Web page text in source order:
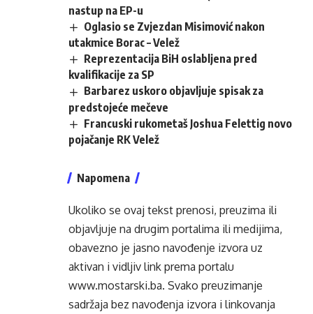
nastup na EP-u
Oglasio se Zvjezdan Misimović nakon
utakmice Borac – Velež
Reprezentacija BiH oslabljena pred
kvalifikacije za SP
Barbarez uskoro objavljuje spisak za
predstojeće mečeve
Francuski rukometaš Joshua Felettig novo
pojačanje RK Velež
Napomena
Ukoliko se ovaj tekst prenosi, preuzima ili
objavljuje na drugim portalima ili medijima,
obavezno je jasno navođenje izvora uz
aktivan i vidljiv link prema portalu
www.mostarski.ba. Svako preuzimanje
sadržaja bez navođenja izvora i linkovanja